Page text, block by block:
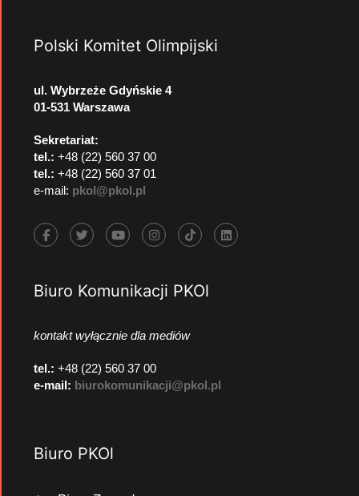
Polski Komitet Olimpijski
ul. Wybrzeże Gdyńskie 4
01-531 Warszawa
Sekretariat:
tel.: +48 (22) 560 37 00
tel.: +48 (22) 560 37 01
e-mail: pkol@pkol.pl
Biuro Komunikacji PKOl
kontakt wyłącznie dla mediów
tel.: +48 (22) 560 37 00
e-mail: biurokomunikacji@pkol.pl
Biuro PKOl